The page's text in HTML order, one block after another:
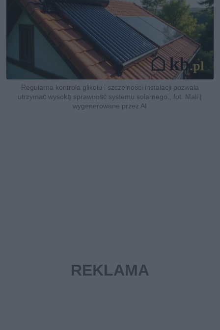
Regularna kontrola glikolu i szczelności instalacji pozwala
utrzymać wysoką sprawność systemu solarnego., fot. Mali |
wygenerowane przez AI